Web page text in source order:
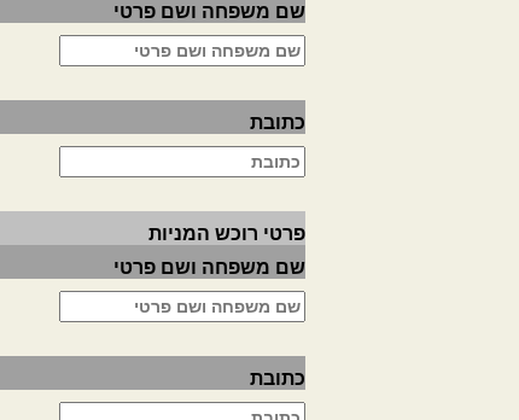
שם משפחה ושם פרטי
כתובת
פרטי רוכש המניות
שם משפחה ושם פרטי
כתובת